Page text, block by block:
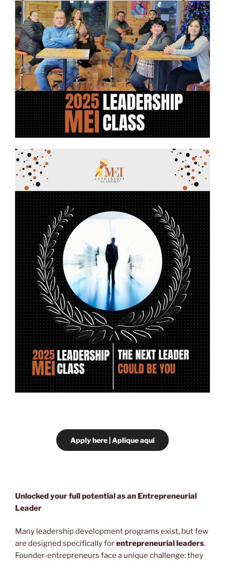
Apply here | Aplique aquí
Unlocked your full potential as an Entrepreneurial
Leader
Many leadership development programs exist, but few
are designed specifically forentrepreneurial leaders.
Founder-entrepreneurs face a unique challenge: they